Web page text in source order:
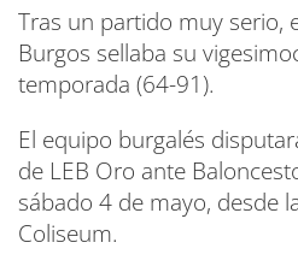
Tras un partido muy serio,
Burgos sellaba su
temporada (64-91).
El equipo burgalés
de LEB Oro ante
sábado 4 de mayo, desde
Coliseum.